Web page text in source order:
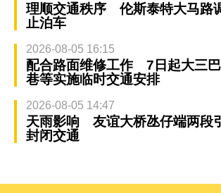
理顺交通秩序 伦斯泰特大马路
止泊车
2026-08-05 16:15
配合路面维修工作 7日起大三
巷等实施临时交通安排
2026-08-05 14:47
天雨影响 友谊大桥氹仔端两段
封闭交通